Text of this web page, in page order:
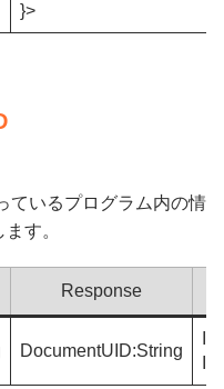
}>
ているプログラム内の情
す。
Response
DocumentUID:String